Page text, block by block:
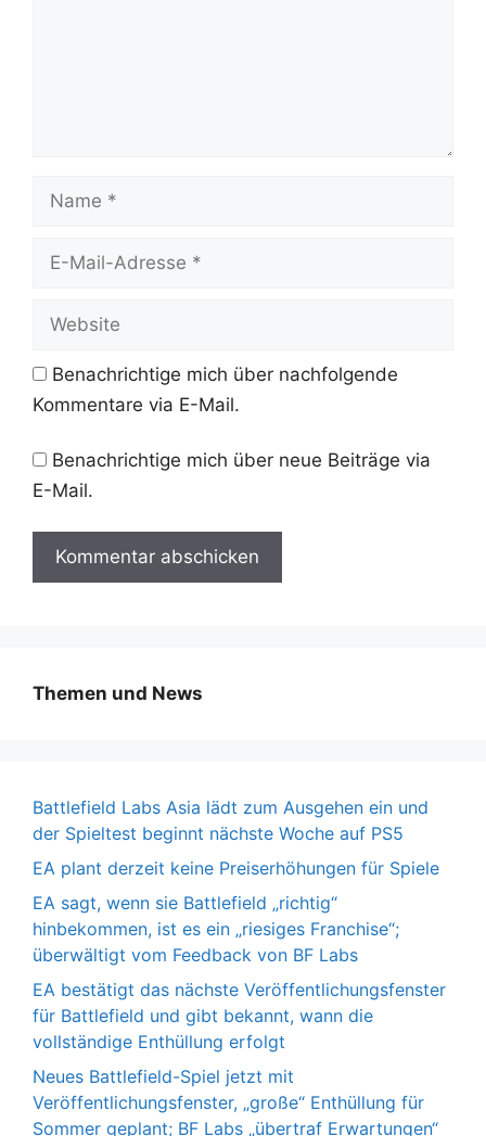
Name
Website
Benachrichtige mich über nachfolgende
Kommentare via E-Mail.
Benachrichtige mich über neue Beiträge via
E-Mail.
Themen und News
Battlefield Labs Asia lädt zum Ausgehen ein und
der Spieltest beginnt nächste Woche auf PS5
EA plant derzeit keine Preiserhöhungen für Spiele
EA sagt, wenn sie Battlefield „richtig“
hinbekommen, ist es ein „riesiges Franchise“;
überwältigt vom Feedback von BF Labs
EA bestätigt das nächste Veröffentlichungsfenster
für Battlefield und gibt bekannt, wann die
vollständige Enthüllung erfolgt
Neues Battlefield-Spiel jetzt mit
Veröffentlichungsfenster, „große“ Enthüllung für
Sommer geplant; BF Labs „übertraf Erwartungen“